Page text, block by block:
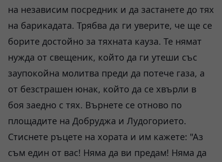
на независим посредник и да застанете до тях
на барикадата. Трябва да ги уверите, че ще се
борите достойно за тяхната кауза. Те нямат
нужда от свещеник, който да ги утеши със
заупокойна молитва преди да потече газа, а
от безстрашен юнак, който да се хвърли в
боя заедно с тях. Върнете се отново по
площадите на Добруджа и Лудогорието.
Стиснете ръцете на хората и им кажете: "Аз
съм един от вас! Няма да ви предам! Няма да